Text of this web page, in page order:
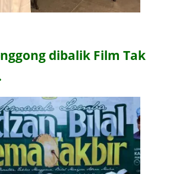
dibalik Film Tak